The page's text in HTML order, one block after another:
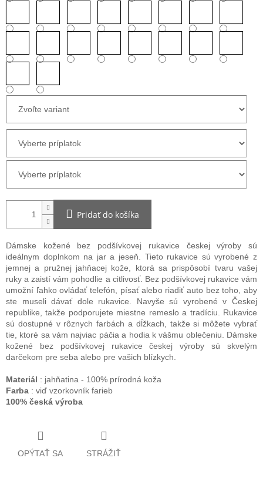
Pridať do košíka
Dámske kožené bez podšívkovej rukavice českej výroby sú
ideálnym doplnkom na jar a jeseň. Tieto rukavice sú vyrobené z
jemnej a pružnej jahňacej kože, ktorá sa prispôsobí tvaru vašej
ruky a zaistí vám pohodlie a citlivosť. Bez podšívkovej rukavice vám
umožní ľahko ovládať telefón, písať alebo riadiť auto bez toho, aby
ste museli dávať dole rukavice. Navyše sú vyrobené v Českej
republike, takže podporujete miestne remeslo a tradíciu. Rukavice
sú dostupné v rôznych farbách a dĺžkach, takže si môžete vybrať
tie, ktoré sa vám najviac páčia a hodia k vášmu oblečeniu. Dámske
kožené bez podšívkovej rukavice českej výroby sú skvelým
darčekom pre seba alebo pre vašich blízkych.
Materiál : jahňatina - 100% prírodná koža
Farba : viď vzorkovník farieb
100% česká výroba
OPÝTAŤ SA STRÁŽIŤ